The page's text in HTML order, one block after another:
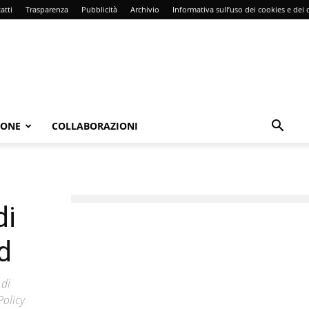
Trasparenza Pubblicità Archivio Informativa sull’uso dei cookies e dei
COLLABORAZIONI